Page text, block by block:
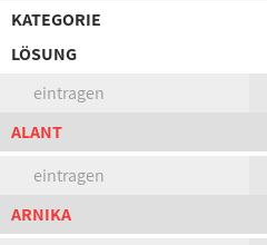
KATEGORIE
LÖSUNG
eintragen
ALANT
eintragen
ARNIKA